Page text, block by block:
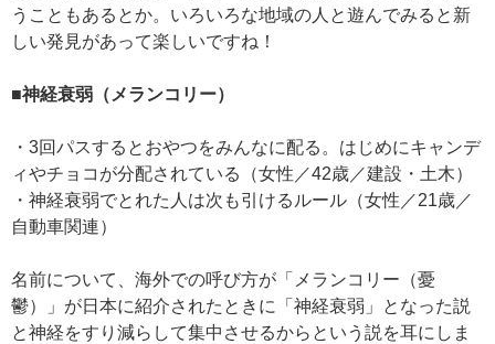
うこともあるとか。いろいろな地域の人と遊んでみると新
しい発見があって楽しいですね！
■神経衰弱（メランコリー）
・3回パスするとおやつをみんなに配る。はじめにキャンデ
ィやチョコが分配されている（女性／42歳／建設・土木）
・神経衰弱でとれた人は次も引けるルール（女性／21歳／
自動車関連）
名前について、海外での呼び方が「メランコリー（憂
鬱）」が日本に紹介されたときに「神経衰弱」となった説
と神経をすり減らして集中させるからという説を耳にしま